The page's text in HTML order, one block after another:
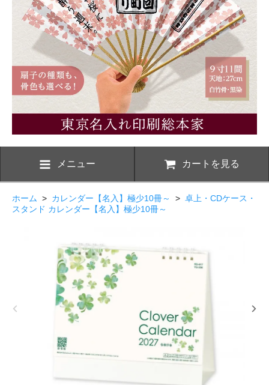
メニュー カートを見る
ホーム > カレンダー【名入】極少10冊～ > 卓上・CDケース・
スタンド カレンダー【名入】極少10冊～